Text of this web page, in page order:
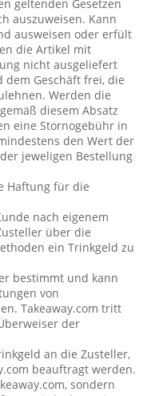
geltenden Gesetzen
auszuweisen. Kann
ausweisen oder erfült
die Artikel mit
nicht ausgeliefert
dem Geschäft frei, die
Werden die
diesem Absatz
eine Stornogebühr in
den Wert der
jeweligen Bestellung
Haftung für die
nach eigenem
über die
ein Trinkgeld zu
bestimmt und kann
von
Takeaway.com tritt
der
an die Zusteller,
beauftragt werden.
sondern